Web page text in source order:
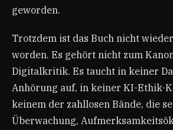
geworden.
Trotzdem ist das Buch nicht
worden. Es gehört nicht zum
Digitalkritik. Es taucht in keiner
Anhörung auf, in keiner KI-Ethik-
keinem der zahllosen Bände, die
Überwachung,